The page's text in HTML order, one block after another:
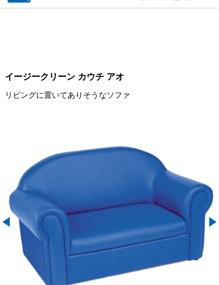
イージークリーン カウチ アオ
リビングに置いてありそうなソファ